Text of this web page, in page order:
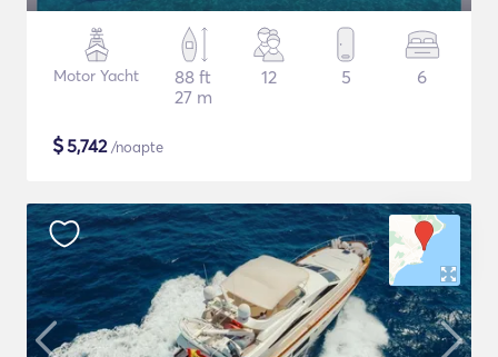
Motor Yacht
88 ft
27 m
12 5 6
$5,742/noapte